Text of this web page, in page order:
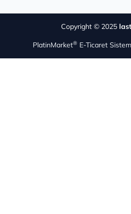
Copyright © 2025
PlatinMarket® E-Ticaret